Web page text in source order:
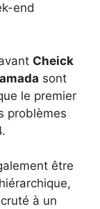
end
Cheick
sont
le premier
problèmes
être
à un